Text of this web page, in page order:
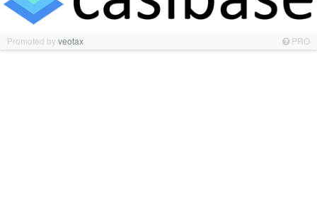
Promoted byveotax PRO